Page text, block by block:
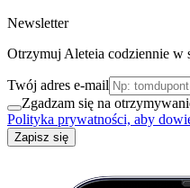
Newsletter
Otrzymuj Aleteia codziennie w
Twój adres e-mail
Zgadzam się na
Polityka prywatności, aby
Zapisz się